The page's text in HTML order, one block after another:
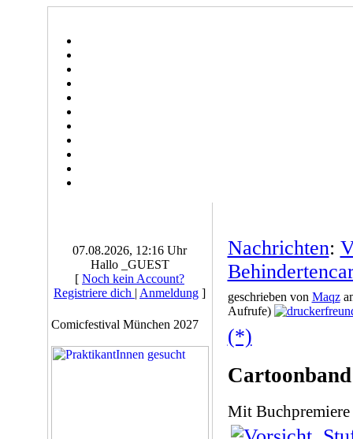
07.08.2026, 12:16 Uhr
Hallo _GUEST
[ Noch kein Account?
Registriere dich | Anmeldung ]
Comicfestival München 2027
Nachrichten:
geschrieben von Maqz
Aufrufe)
(*)
Mit